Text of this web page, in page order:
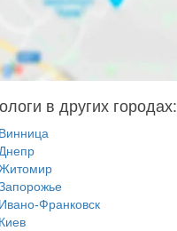
в других городах:
Франковск